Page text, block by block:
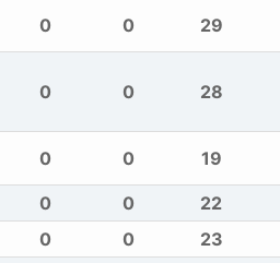
0 0 29
0 0 28
0 0 19
0 0
22
0 0
23